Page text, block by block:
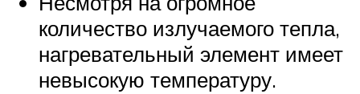
количество излучаемого тепла,
нагревательный элемент имеет
невысокую температуру.